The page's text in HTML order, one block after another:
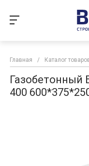
Главная / Каталог
Газобетонный
400